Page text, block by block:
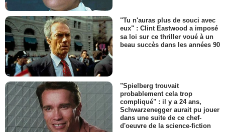
"Tu n'auras plus de souci avec
eux" : Clint Eastwood a imposé
sa loi sur ce thriller voué à un
beau succès dans les années 90
"Spielberg trouvait
probablement cela trop
compliqué" : il y a 24 ans,
Schwarzenegger aurait pu jouer
dans une suite de ce chef-
d'oeuvre de la science-fiction